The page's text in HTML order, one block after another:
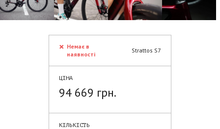
Немає в
наявності
Strattos S7
ЦІНА
94 669 грн.
КІЛЬКІСТЬ